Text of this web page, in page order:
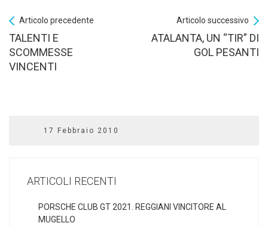
Articolo precedente
TALENTI E
SCOMMESSE
VINCENTI
Articolo successivo
ATALANTA, UN “TIR” DI
GOL PESANTI
17 Febbraio 2010
ARTICOLI RECENTI
PORSCHE CLUB GT 2021. REGGIANI VINCITORE AL
MUGELLO